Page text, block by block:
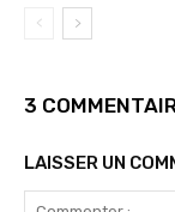
3
LAISSER UN